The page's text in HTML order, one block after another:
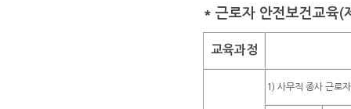
* 근로자 안전보건교육
교육과정
1) 사무직 종사 근로자